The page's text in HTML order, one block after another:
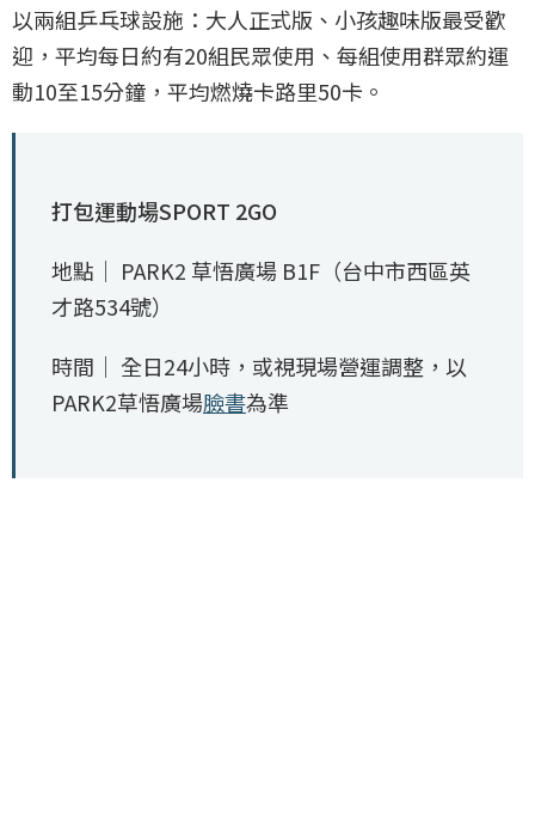
以兩組乒乓球設施：大人正式版、小孩趣味版最受歡
迎，平均每日約有20組民眾使用、每組使用群眾約運
動10至15分鐘，平均燃燒卡路里50卡。
打包運動場SPORT 2GO
地點│ PARK2 草悟廣場 B1F（台中市西區英
才路534號）
時間│ 全日24小時，或視現場營運調整，以
PARK2草悟廣場臉書為準